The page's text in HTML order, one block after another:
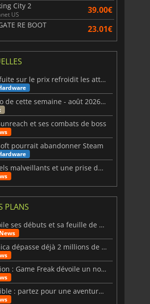
City 2
US 39.00€
RE BOOT 23.01€
Steam Frame : une fuite sur le prix refroidit les attentes VR
Sorties de jeux vidéo de cette semaine - août 2026 (semaine 32)
et ses combats de boss
pourrait abandonner Steam
Des cartes de logiciels malveillants et une prise de contrôle de Discord ont touché Meccha Chameleon
PLANS
MARVEL Tōkon dévoile ses débuts et sa feuille de route
Resident Evil: Veronica dépasse déjà 2 millions de wishlists
Beast of Reincarnation : Game Freak dévoile un nouveau pari
Big Walk est disponible : partez pour une aventure entre amis